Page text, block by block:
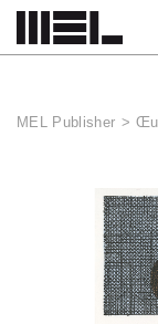
MEL Publisher >
Panneau de gestion